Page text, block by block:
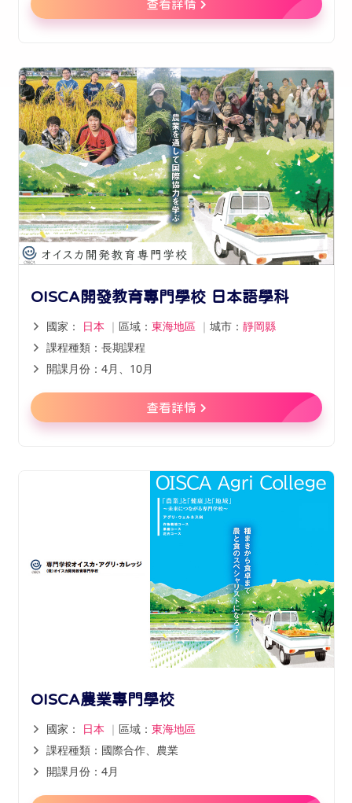
查看詳情
OISCA開發教育專門學校 日本語學科
國家： 日本 ｜ 區域： 東海地區 ｜ 城市： 靜岡縣
課程種類：長期課程
開課月份：4月、10月
查看詳情
OISCA農業專門學校
國家： 日本 ｜ 區域： 東海地區
課程種類：國際合作、農業
開課月份：4月